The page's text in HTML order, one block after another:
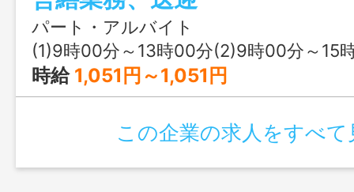
≫ 「働き方改革関連認定企業」（くるみ
定） 変更範囲：基本変更なし。但
よる。
パート・アルバイト
(1)9時00分～13時00分(2)9時00分～15
時給 1,051円～1,051円
この企業の求人をすべて